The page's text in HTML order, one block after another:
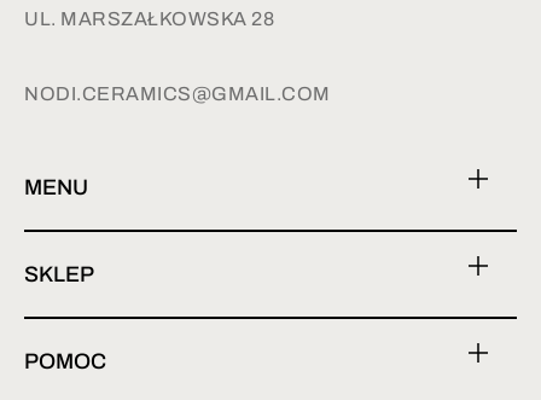
UL. MARSZAŁKOWSKA 28
NODI.CERAMICS@GMAIL.COM
MENU
SKLEP
POMOC